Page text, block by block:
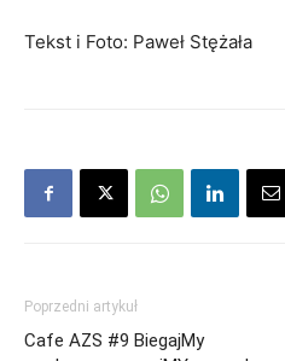
Tekst i Foto: Paweł Stężała
Poprzedni artykuł
Cafe AZS #9 BiegajMy